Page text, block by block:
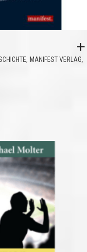
, MANIFEST VERLAG,